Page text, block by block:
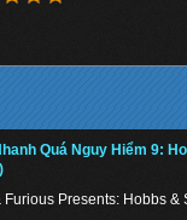
Rising 2022 - Con Cọp
144176
Quá Nguy Hiểm 9:
Furious Presents: Hobbs &